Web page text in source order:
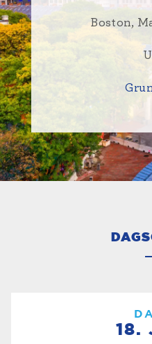
Boston,
18.